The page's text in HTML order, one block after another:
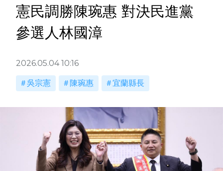
憲民調勝陳琬惠 對決民進黨
參選人林國漳
2026.05.04 10:16
吳宗憲 陳琬惠 宜蘭縣長